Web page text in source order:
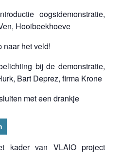
oogstdemonstratie,
Hooibeekhoeve
naar het veld!
bij de demonstratie,
Bart Deprez, firma Krone
met een drankje
kader van VLAIO project